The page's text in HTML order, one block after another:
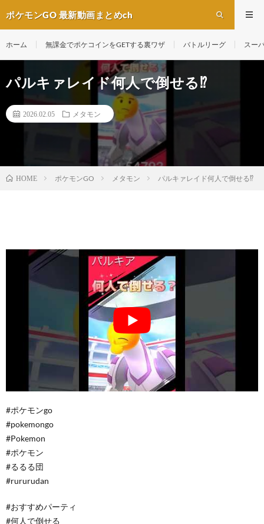
ポケモンGO 最新動画まとめch
ホーム 無課金でポケコインをGETする裏ワザ バトルリーグ スー
パルキァレイド何人で倒せる⁉️
2026.02.05 メタモン
HOME ポケモンGO メタモン パルキァレイド何人で倒せる⁉️
#ポケモンgo
#pokemongo
#Pokemon
#ポケモン
#るるる団
#rururudan
#おすすめパーティ
#何人で倒せる